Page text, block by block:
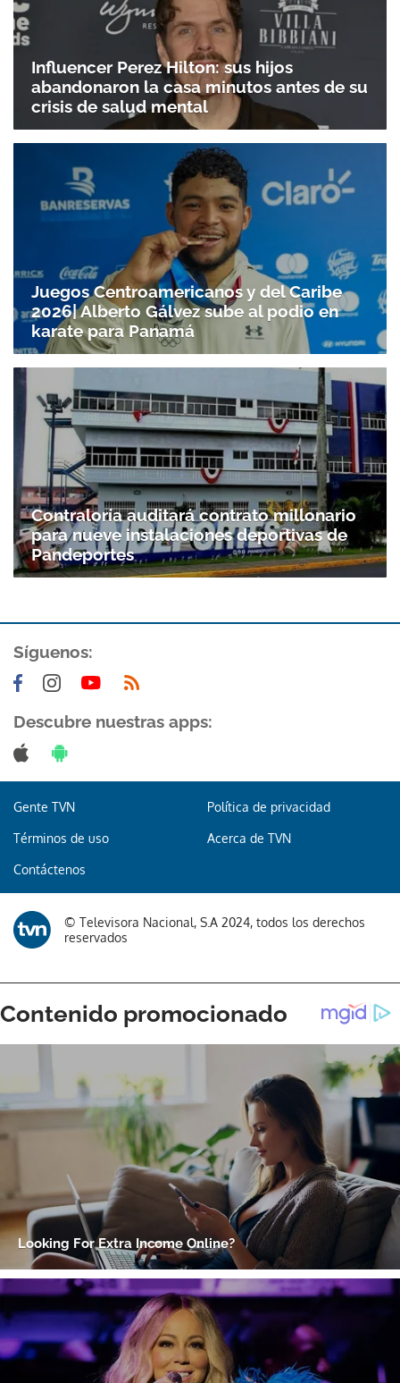
ACEPTAR
Influencer Perez Hilton: sus hijos
abandonaron la casa minutos antes de su
crisis de salud mental
Juegos Centroamericanos y del Caribe
2026| Alberto Gálvez sube al podio en
karate para Panamá
Contraloría auditará contrato millonario
para nueve instalaciones deportivas de
Pandeportes
Síguenos:
Descubre nuestras apps:
Gente TVN Política de privacidad
Términos de uso Acerca de TVN
Contáctenos
© Televisora Nacional, S.A 2024, todos los derechos
reservados